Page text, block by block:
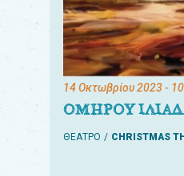
14 Οκτωβρίου 2023-
ΟΜΗΡΟΥ
ΘΕΑΤΡΟ CHRISTMAS